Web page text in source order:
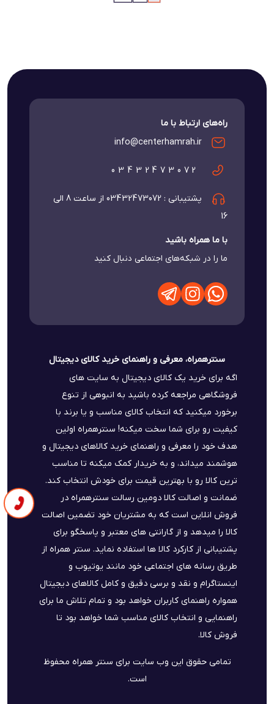
راه‌های ارتباط با ما
info@centerhamrah.ir
03432473072
پشتیبانی : 03432473072 از ساعت 8 الی
16
با ما همراه باشید
ما را در شبکه‌های اجتماعی دنبال کنید
سنترهمراه، معرفی و راهنمای خرید کالای دیجیتال
اگه برای خرید یک کالای دیجیتال به سایت های
فروشگاهی مراجعه کرده باشید به انبوهی از تنوع
برخورد میکنید که انتخاب کالای مناسب و یا برند با
کیفیت رو برای شما سخت میکنه! سنترهمراه اولین
هدف خود را معرفی و راهنمای خرید کالاهای دیجیتال و
هوشمند میداند، و به خریدار کمک میکنه تا مناسب
ترین کالا رو با بهترین قیمت برای خودش انتخاب کند.
ضمانت و اصالت کالا دومین رسالت سنترهمراه در
فروش انلاین است که به مشتریان خود تضمین اصالت
کالا را میدهد و از گارانتی های معتبر و پاسخگو برای
پشتیبانی از کارکرد کالا ها استفاده نماید. سنتر همراه از
طریق رسانه های اجتماعی خود مانند یوتیوب و
اینستاگرام و نقد و برسی دقیق و کامل کالاهای دیجیتال
همواره راهنمای کاربران خواهد بود و تمام تلاش ما برای
راهنمایی و انتخاب کالای مناسب شما خواهد بود تا
فروش کالا.
تمامی حقوق این وب سایت برای سنتر همراه محفوظ
است.